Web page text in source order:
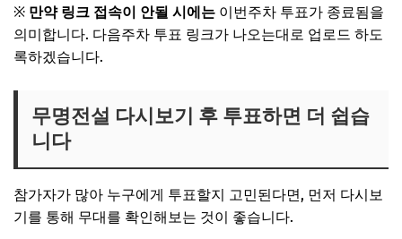
※ 만약 링크 접속이 안될 시에는 이번주차 투표가 종료됨을
의미합니다. 다음주차 투표 링크가 나오는대로 업로드 하도
록하겠습니다.
무명전설 다시보기 후 투표하면 더 쉽습
니다
참가자가 많아 누구에게 투표할지 고민된다면, 먼저 다시보
기를 통해 무대를 확인해보는 것이 좋습니다.